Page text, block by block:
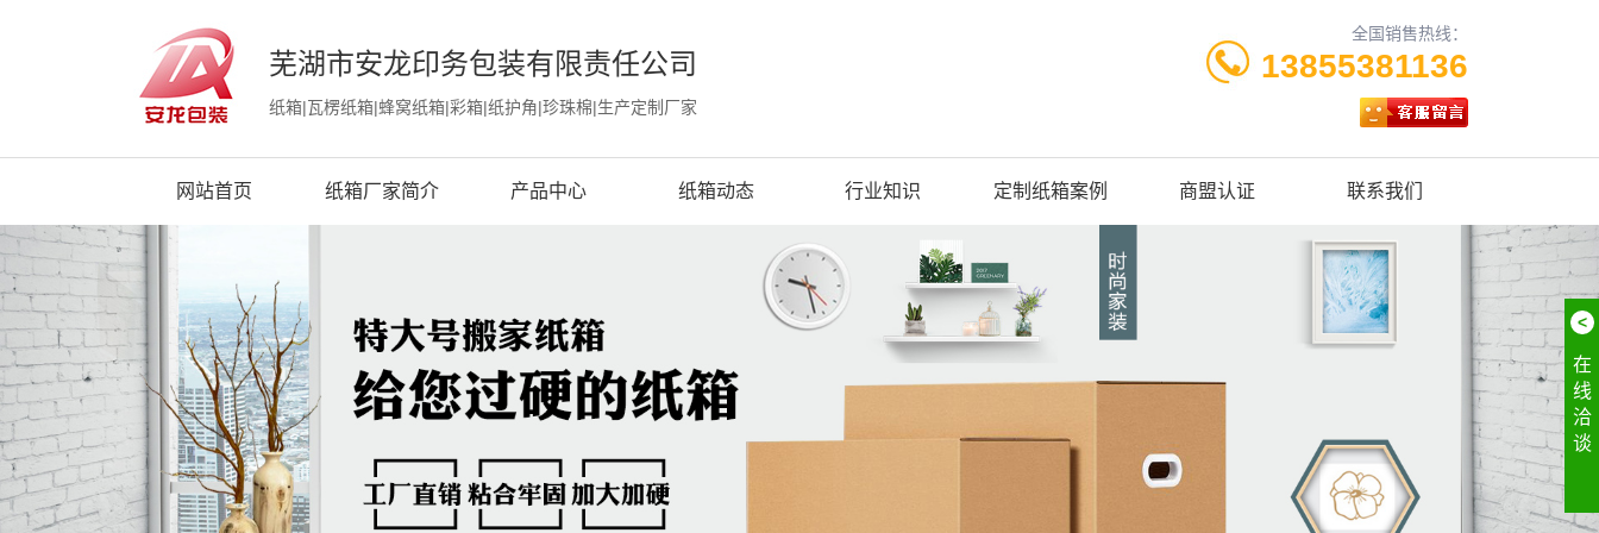
芜湖市安龙印务包装有限责任公司
纸箱|瓦楞纸箱|蜂窝纸箱|彩箱|纸护角|珍珠棉|生产定制厂家
全国销售热线：
13855381136
网站首页 纸箱厂家简介 产品中心 纸箱动态 行业知识 定制纸箱案例 商盟认证 联系我们
<
在
线
洽
谈